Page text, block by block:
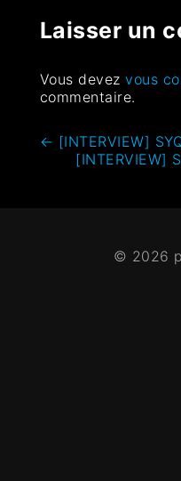
Laisser un
Vous devezvous
commentaire.
← [INTERVIEW]
[INTERVIEW]
© 2026